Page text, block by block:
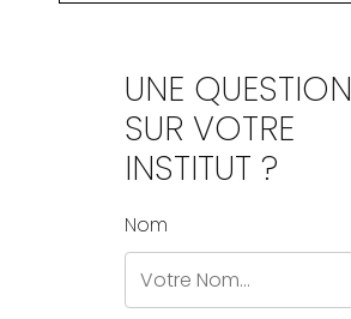
UNE QUESTION
SUR VOTRE
INSTITUT ?
Nom